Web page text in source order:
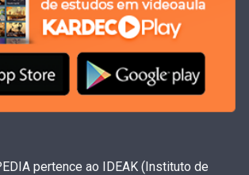
pertence ao IDEAK (Instituto de